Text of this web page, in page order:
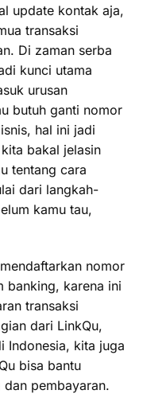
update kontak aja,
transaksi
Di zaman serba
kunci utama
urusan
butuh ganti nomor
hal ini jadi
bakal jelasin
tentang cara
dari langkah-
kamu tau,
nomor
banking, karena ini
transaksi
dari LinkQu,
Indonesia, kita juga
bisa bantu
pembayaran.